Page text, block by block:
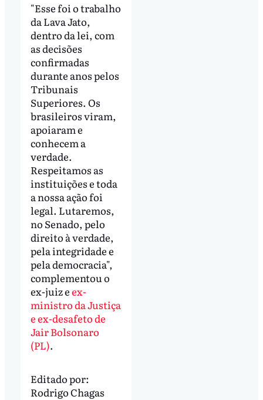
"Esse foi o trabalho
da Lava Jato,
dentro da lei, com
as decisões
confirmadas
durante anos pelos
Tribunais
Superiores. Os
brasileiros viram,
apoiaram e
conhecem a
verdade.
Respeitamos as
instituições e toda
a nossa ação foi
legal. Lutaremos,
no Senado, pelo
direito à verdade,
pela integridade e
pela democracia",
complementou o
ex-juiz eex-
ministro da Justiça
e ex-desafeto de
Jair Bolsonaro
(PL).
Editado por:
Rodrigo Chagas